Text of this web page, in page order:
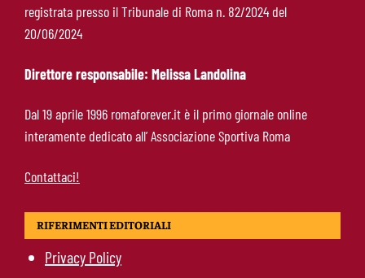
Pellegrini-Roma, rinnovo già impostato: ecco
cosa manca e quando può arrivare la firma
registrata presso il Tribunale di Roma n. 82/2024 del
20/06/2024
Direttore responsabile: Melissa Landolina
Dal 19 aprile 1996 romaforever.it è il primo giornale online
interamente dedicato all’ Associazione Sportiva Roma
Contattaci!
RIFERIMENTI EDITORIALI
Privacy Policy